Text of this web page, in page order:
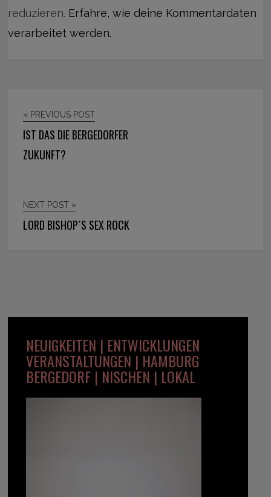
reduzieren. Erfahre, wie deine Kommentardaten
verarbeitet werden.
« PREVIOUS POST
IST DAS DIE BERGEDORFER
ZUKUNFT?
NEXT POST »
LORD BISHOP´S SEX ROCK
NEUIGKEITEN | ENTWICKLUNGEN
VERANSTALTUNGEN | HAMBURG
BERGEDORF | NISCHEN | LOKAL